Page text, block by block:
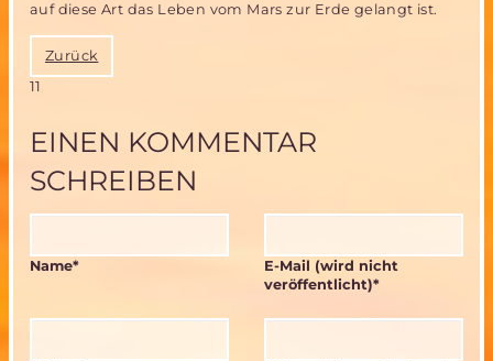
auf diese Art das Leben vom Mars zur Erde gelangt ist.
Zurück
11
EINEN KOMMENTAR
SCHREIBEN
Pflichtfeld
Name* Pflichtfeld
E-Mail (wird nicht
veröffentlicht)*